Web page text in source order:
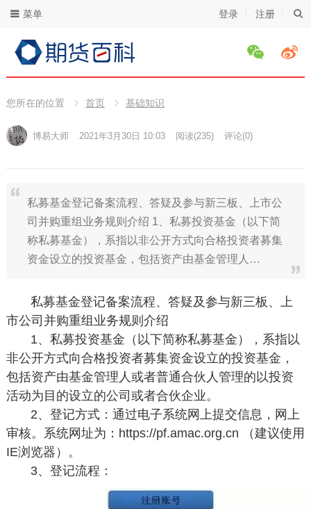
登录 注册
菜单
您所在的位置 首页 基础知识
博易大师 2021年3月30日 10:03 阅读(235) 评论(0)
私募基金登记备案流程、答疑及参与新三板、上市公
司并购重组业务规则介绍 1、私募投资基金（以下简
称私募基金），系指以非公开方式向合格投资者募集
资金设立的投资基金，包括资产由基金管理人…
私募基金登记备案流程、答疑及参与新三板、上
市公司并购重组业务规则介绍
1、私募投资基金（以下简称私募基金），系指以
非公开方式向合格投资者募集资金设立的投资基金，
包括资产由基金管理人或者普通合伙人管理的以投资
活动为目的设立的公司或者合伙企业。
2、登记方式：通过电子系统网上提交信息，网上
审核。系统网址为：https://pf.amac.org.cn （建议使用
IE浏览器）。
3、登记流程：